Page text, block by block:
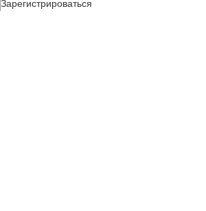
Зарегистрироваться